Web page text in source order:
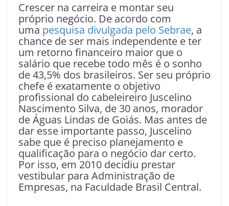
Crescer na carreira e montar seu
próprio negócio. De acordo com
uma pesquisa divulgada pelo Sebrae, a
chance de ser mais independente e ter
um retorno financeiro maior que o
salário que recebe todo mês é o sonho
de 43,5% dos brasileiros. Ser seu próprio
chefe é exatamente o objetivo
profissional do cabeleireiro Juscelino
Nascimento Silva, de 30 anos, morador
de Águas Lindas de Goiás. Mas antes de
dar esse importante passo, Juscelino
sabe que é preciso planejamento e
qualificação para o negócio dar certo.
Por isso, em 2010 decidiu prestar
vestibular para Administração de
Empresas, na Faculdade Brasil Central.